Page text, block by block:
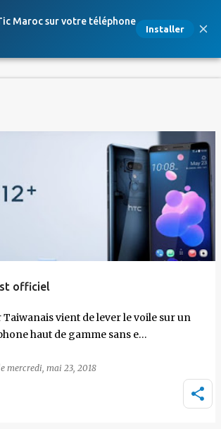
Maroc sur votre téléphone
Installer
au contenu principal
officiel
vient de lever le voile sur un
haut de gamme sans e…
mercredi, mai 23, 2018